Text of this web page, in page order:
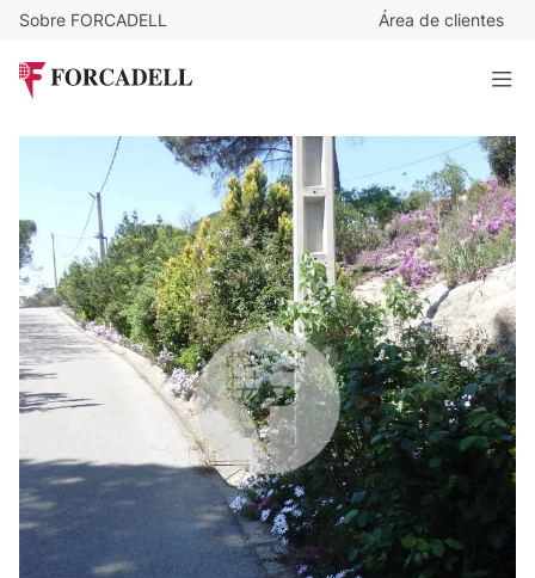
Sobre FORCADELL Área de clientes
140.000
de Vilanova del Vallès.